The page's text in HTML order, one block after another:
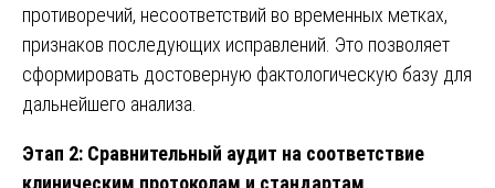
противоречий, несоответствий во временных метках,
признаков последующих исправлений. Это позволяет
сформировать достоверную фактологическую базу для
дальнейшего анализа.
Этап 2: Сравнительный аудит на соответствие
клиническим протоколам и стандартам